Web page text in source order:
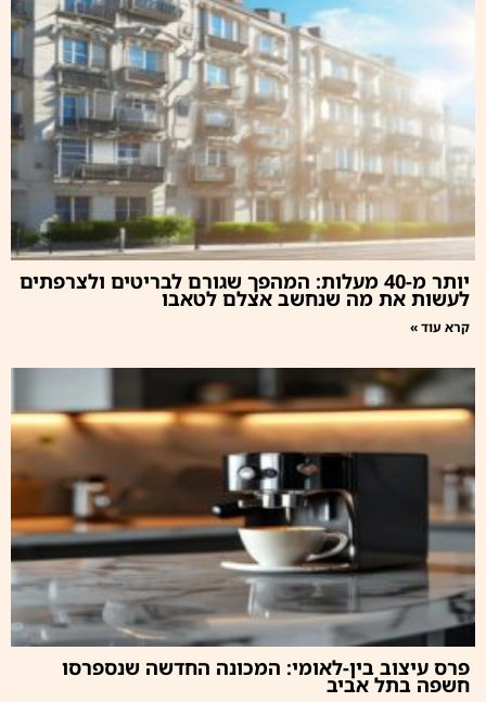
יותר מ-40 מעלות: המהפך שגורם לבריטים ולצרפתים
לעשות את מה שנחשב אצלם לטאבו
קרא עוד »
פרס עיצוב בין-לאומי: המכונה החדשה שנספרסו
חשפה בתל אביב